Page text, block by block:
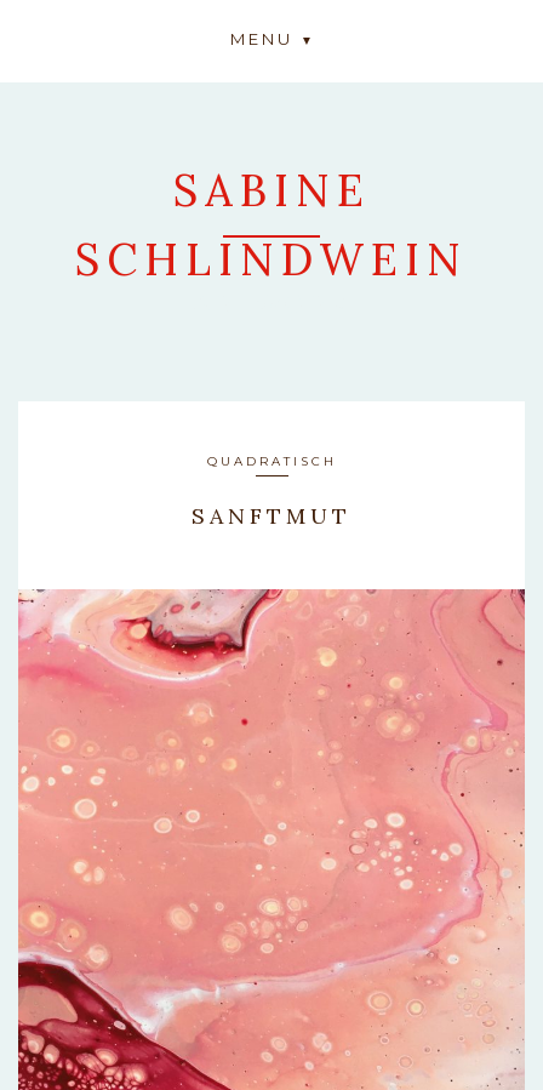
MENU
SABINE
SCHLINDWEIN
QUADRATISCH
SANFTMUT